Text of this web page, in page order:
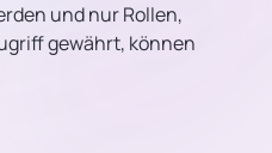
und nur Rollen,
gewährt, können